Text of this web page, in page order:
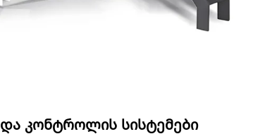
კონტროლის სისტემები